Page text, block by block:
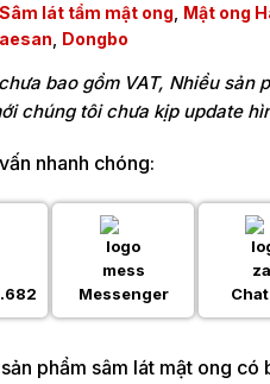
Sâm lát tẩm mật ong Mật ong
Dongbo
bao gồm VAT, Nhiều sản
chúng tôi chưa kịp update
nhanh chóng:
Messenger
phẩm sâm lát mật ong